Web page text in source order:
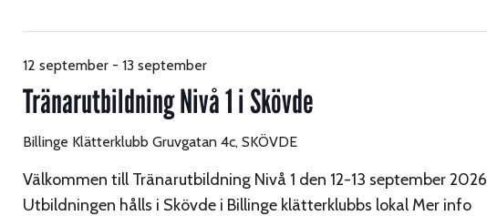
Tränarutbildning Nivå 1 i Skövde
12 september - 13 september
Billinge Klätterklubb Gruvgatan 4c, SKÖVDE
Välkommen till Tränarutbildning Nivå 1 den 12-13 september 2026
Utbildningen hålls i Skövde i Billinge klätterklubbs lokal Mer info